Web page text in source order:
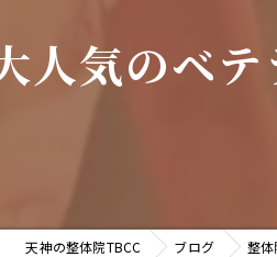
人気のベテ
天神の整体院TBCC ブログ 整